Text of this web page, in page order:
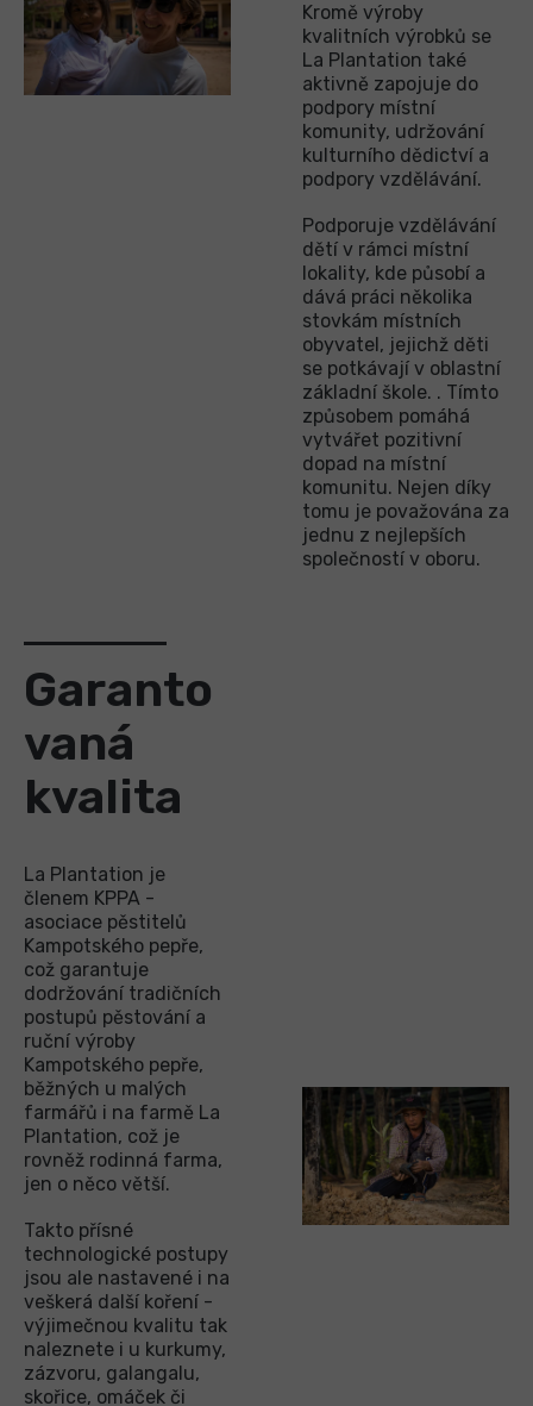
Kromě výroby
kvalitních výrobků se
La Plantation také
aktivně zapojuje do
podpory místní
komunity, udržování
kulturního dědictví a
podpory vzdělávání.
Podporuje vzdělávání
dětí v rámci místní
lokality, kde působí a
dává práci několika
stovkám místních
obyvatel, jejichž děti
se potkávají v oblastní
základní škole. . Tímto
způsobem pomáhá
vytvářet pozitivní
dopad na místní
komunitu. Nejen díky
tomu je považována za
jednu z nejlepších
společností v oboru.
Garanto
vaná
kvalita
La Plantation je
členem KPPA -
asociace pěstitelů
Kampotského pepře,
což garantuje
dodržování tradičních
postupů pěstování a
ruční výroby
Kampotského pepře,
běžných u malých
farmářů i na farmě La
Plantation, což je
rovněž rodinná farma,
jen o něco větší.
Takto přísné
technologické postupy
jsou ale nastavené i na
veškerá další koření -
výjimečnou kvalitu tak
naleznete i u kurkumy,
zázvoru, galangalu,
skořice, omáček či